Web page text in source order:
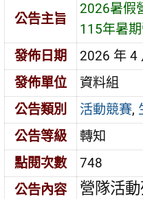
公告主旨
2026暑假
115年暑
發佈日期
2026 年 4
發佈單位
資料組
公告類別
活動競賽,
公告等級
轉知
點閱次數
748
公告內容
營隊活